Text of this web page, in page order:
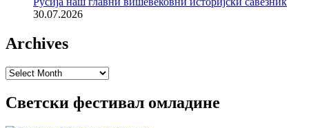
30.07.2026
Archives
Archives
Светски фестивал омладине